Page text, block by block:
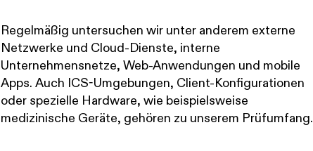
Regelmäßig untersuchen wir unter anderem externe
Netzwerke und Cloud-Dienste, interne
Unternehmensnetze, Web-Anwendungen und mobile
Apps. Auch ICS-Umgebungen, Client-Konfigurationen
oder spezielle Hardware, wie beispielsweise
medizinische Geräte, gehören zu unserem Prüfumfang.